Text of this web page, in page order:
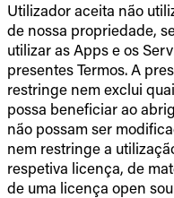
Utilizador aceita não
de nossa propriedade,
utilizar as Apps e os
presentes Termos. A
restringe nem exclui
possa beneficiar ao
não possam ser
nem restringe a
respetiva licença, de
de uma licença open